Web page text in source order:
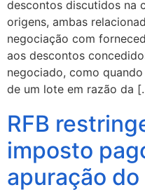
descontos discutidos na
origens, ambas
negociação com
aos descontos
negociado, como
de um lote em razão da
RFB
imposto
apuração do